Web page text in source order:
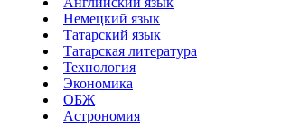
Немецкий язык
Татарский язык
Татарская литература
Технология
Экономика
ОБЖ
Астрономия